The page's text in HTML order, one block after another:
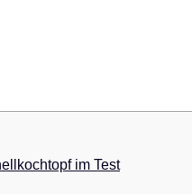
im Test